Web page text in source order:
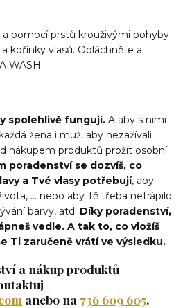
pomocí prstů krouživými pohyby
kořínky vlasů. Opláchněte a
WASH.
spolehlivě fungují. A aby s nimi
žena i muž, aby nezažívali
nákupem produktů prožít osobní
poradenství se dozvíš, co
a Tvé vlasy potřebují, aby
... nebo aby Tě třeba netrápilo
barvy, atd. Díky poradenství,
vedle. A tak to, co vložíš
Ti zaručeně vrátí ve výsledku.
a nákup produktů
anebo na 736 609 605.